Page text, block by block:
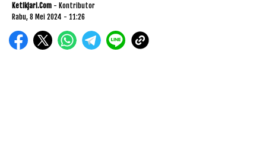
Ketikjari.com - Kontributor
Rabu, 8 Mei 2024 - 11:26